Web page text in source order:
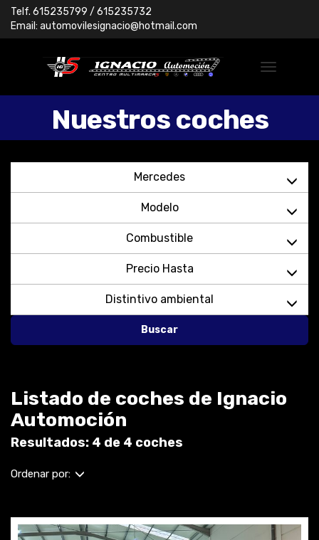
Telf. 615235799 / 615235732
Email: automovilesignacio@hotmail.com
Nuestros coches
Mercedes
Modelo
Combustible
Precio Hasta
Distintivo ambiental
Buscar
Listado de coches de Ignacio
Automoción
Resultados: 4 de 4 coches
Ordenar por: